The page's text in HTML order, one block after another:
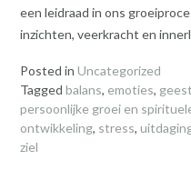
een leidraad in ons
inzichten, veerkracht en
Posted in Uncategorized
Tagged balans, emoties, geest
persoonlijke groei en
ontwikkeling, stress,
ziel